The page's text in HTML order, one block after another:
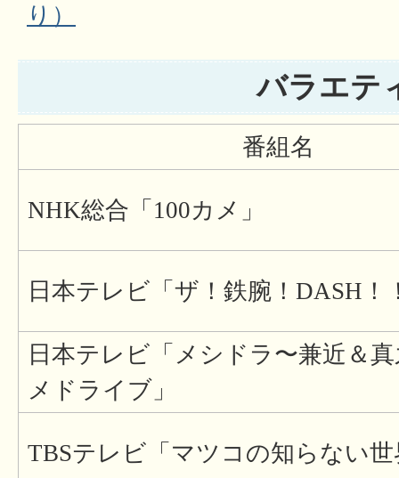
り）
バラエテ
番組名
NHK総合「100カメ」
日本テレビ「ザ！鉄腕！DASH！
日本テレビ「メシドラ〜兼近＆
メドライブ」
TBSテレビ「マツコの知らない世